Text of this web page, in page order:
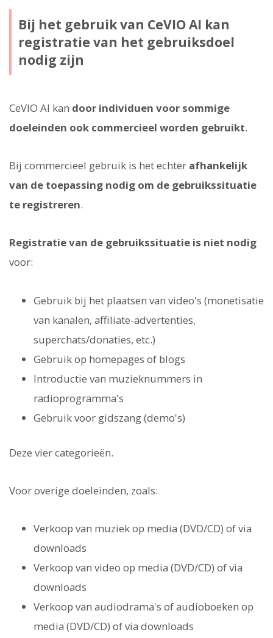
Bij het gebruik van CeVIO AI kan
registratie van het gebruiksdoel
nodig zijn
CeVIO AI kan door individuen voor sommige
doeleinden ook commercieel worden gebruikt.
Bij commercieel gebruik is het echter afhankelijk
van de toepassing nodig om de gebruikssituatie
te registreren.
Registratie van de gebruikssituatie is niet nodig
voor:
Gebruik bij het plaatsen van video's (monetisatie
van kanalen, affiliate-advertenties,
superchats/donaties, etc.)
Gebruik op homepages of blogs
Introductie van muzieknummers in
radioprogramma's
Gebruik voor gidszang (demo's)
Deze vier categorieën.
Voor overige doeleinden, zoals:
Verkoop van muziek op media (DVD/CD) of via
downloads
Verkoop van video op media (DVD/CD) of via
downloads
Verkoop van audiodrama's of audioboeken op
media (DVD/CD) of via downloads